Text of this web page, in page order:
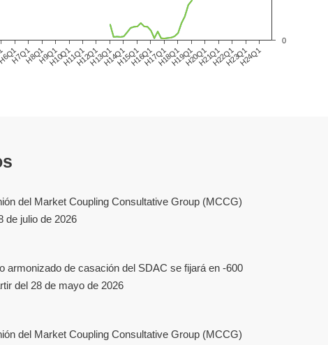
H7Q1H8Q1H9Q1H10Q1H11Q1H12Q1H13Q1H14Q1H15Q1H16Q1H17Q1H18Q1H19Q1H20Q1H21Q1H22Q1H23Q1H24Q1
0
del Market Coupling Consultative Group (MCCG)
de julio de 2026
armonizado de casación del SDAC se fijará en -600
del 28 de mayo de 2026
del Market Coupling Consultative Group (MCCG)